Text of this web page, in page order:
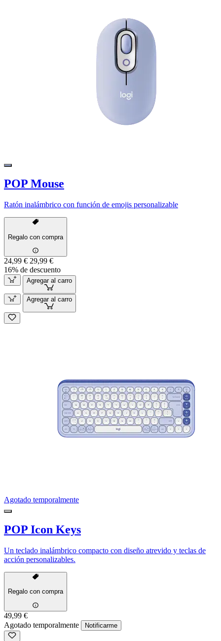
POP Mouse
Ratón inalámbrico con función de emojis personalizable
Regalo con compra
24,99 € 29,99 €
16% de descuento
Agregar al carro
Agregar al carro
Agotado temporalmente
POP Icon Keys
Un teclado inalámbrico compacto con diseño atrevido y teclas de
acción personalizables.
Regalo con compra
49,99 €
Agotado temporalmente
Notificarme